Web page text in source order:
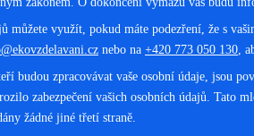
můžete využít, pokud máte podezření, že s
nebo na +420 773 050 130,
budou zpracovávat vaše osobní údaje, jsou
zabezpečení vašich osobních údajů. Tato
žádné jiné třetí straně.